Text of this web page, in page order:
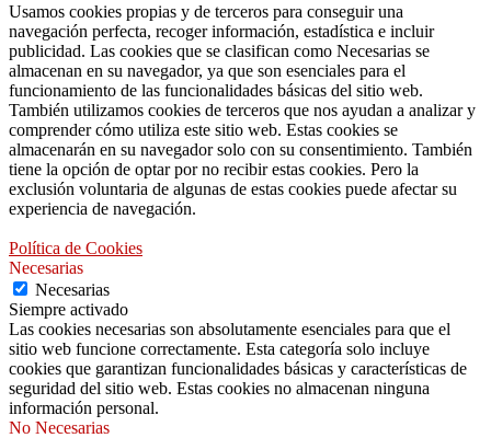
Usamos cookies propias y de terceros para conseguir una
navegación perfecta, recoger información, estadística e incluir
publicidad. Las cookies que se clasifican como Necesarias se
almacenan en su navegador, ya que son esenciales para el
funcionamiento de las funcionalidades básicas del sitio web.
También utilizamos cookies de terceros que nos ayudan a analizar y
comprender cómo utiliza este sitio web. Estas cookies se
almacenarán en su navegador solo con su consentimiento. También
tiene la opción de optar por no recibir estas cookies. Pero la
exclusión voluntaria de algunas de estas cookies puede afectar su
experiencia de navegación.
Política de Cookies
Necesarias
Necesarias
Siempre activado
Las cookies necesarias son absolutamente esenciales para que el
sitio web funcione correctamente. Esta categoría solo incluye
cookies que garantizan funcionalidades básicas y características de
seguridad del sitio web. Estas cookies no almacenan ninguna
información personal.
No Necesarias